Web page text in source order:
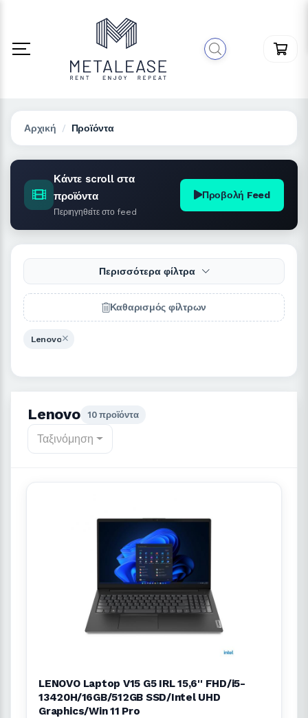
Αρχική Προϊόντα
Κάντε scroll στα
προϊόντα
Περιηγηθείτε στο feed
Προβολή Feed
Περισσότερα φίλτρα
Καθαρισμός φίλτρων
Lenovo
Lenovo 10 προϊόντα
Ταξινόμηση
LENOVO Laptop V15 G5 IRL 15,6'' FHD/i5-
13420H/16GB/512GB SSD/Intel UHD
Graphics/Win 11 Pro